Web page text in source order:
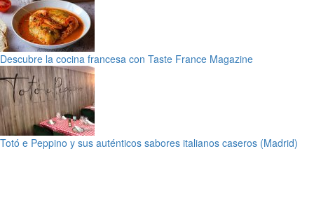
Descubre la cocina francesa con Taste France Magazine
Totó e Peppino y sus auténticos sabores italianos caseros (Madrid)